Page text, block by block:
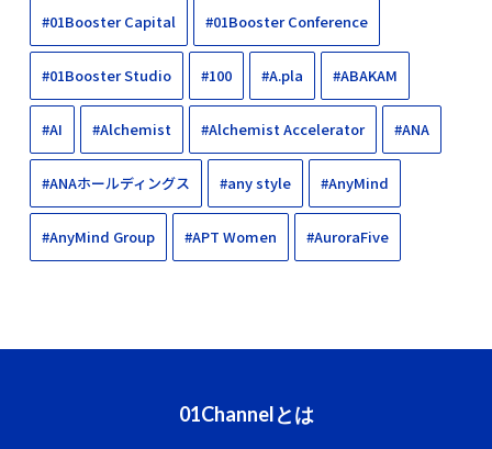
#01Booster Capital #01Booster Conference
#01Booster Studio #100 #A.pla #ABAKAM
#AI #Alchemist #Alchemist Accelerator #ANA
#ANAホールディングス #any style #AnyMind
#AnyMind Group #APT Women #AuroraFive
01Channelとは